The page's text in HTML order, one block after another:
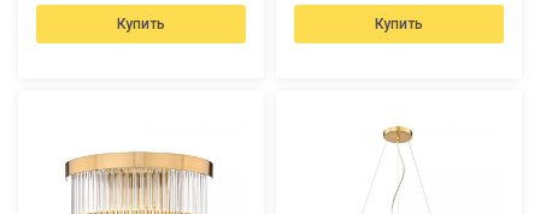
Купить Купить